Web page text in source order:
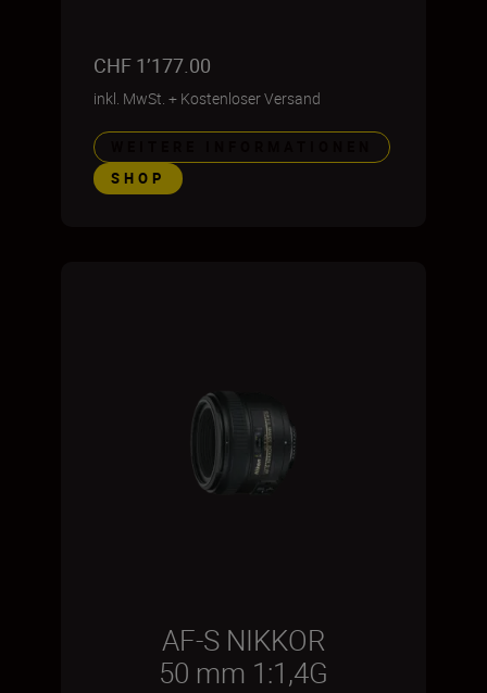
CHF 1’177.00
inkl. MwSt. + Kostenloser Versand
SHOP
AF-S NIKKOR
50 mm 1:1,4G